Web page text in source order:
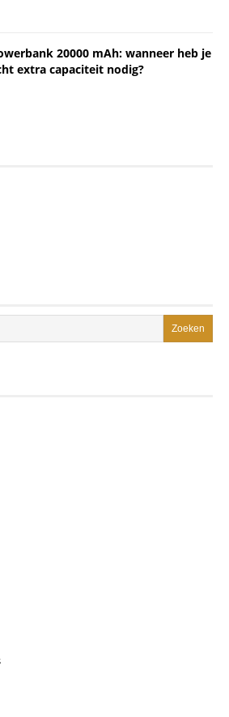
20000 mAh: wanneer heb je
extra capaciteit nodig?